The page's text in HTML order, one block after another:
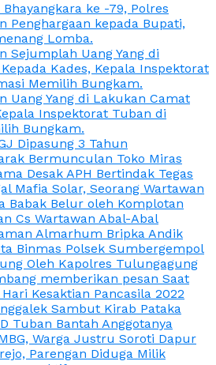
ke -79, Polres
Penghargaan kepada Bupati,
Lomba.
Sejumplah Uang Yang di
Kades, Kepala Inspektorat
Memilih Bungkam.
Uang Yang di Lakukan Camat
Inspektorat Tuban di
Bungkam.
Dipasung 3 Tahun
Bermunculan Toko Miras
Desak APH Bertindak Tegas
Mafia Solar, Seorang Wartawan
Babak Belur oleh Komplotan
Cs Wartawan Abal-Abal
Almarhum Bripka Andik
Binmas Polsek Sumbergempol
Oleh Kapolres Tulungagung
memberikan pesan Saat
Kesaktian Pancasila 2022
Sambut Kirab Pataka
Tuban Bantah Anggotanya
Warga Justru Soroti Dapur
Parengan Diduga Milik